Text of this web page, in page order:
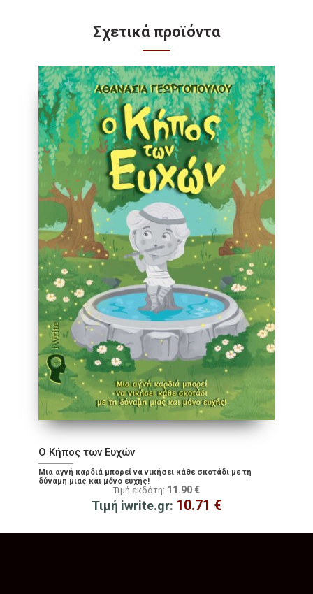
Σχετικά προϊόντα
Ο Κήπος των Ευχών
Μια αγνή καρδιά μπορεί να νικήσει κάθε σκοτάδι με τη
δύναμη μιας και μόνο ευχής!
Τιμή εκδότη: 11.90 €
Τιμή iwrite.gr: 10.71 €